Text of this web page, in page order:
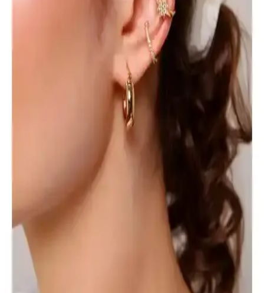
Yardımcısı Özellikleri ve Kullanım İpuçları
Ankaflex Uyku Göz Bandı, ışık engelleme ve rahat tasarımıyla uyku
kalitenizi yükselten pratik bir çözüm sunar. Ayarlanabilir bant ve
yumuşak kumaşıyla seyahat ve meditasyon için idealdir.
Gösterişli ve Parlak Gözlükler: Stil ve Konfor
Arasında Denge Kurma Yöntemleri
Gösterişli ve parlak gözlükler, kişisel tarzı yansıtırken konfor ve
özgüvenle kullanılması önemlidir. Doğru seçimle günlük yaşamda
şıklık ve rahatlık sağlanabilir.
Aurrari Güneş Figürlü Altın Kaplama Küpe: Zarif
ve Enerjik Takı Seçeneği
Aurrari'nin güneş figürlü altın kaplama küpesi, zarif tasarımı ve
yüksek kaliteli malzemeleriyle şıklık ve pozitif enerji sunar.
Kullanımı kolay, dayanıklı ve hassas ciltlere uygun olup, günlük ve
özel günler için ideal bir seçimdir.
EURO DAY Siyah Fileli Mutfak Bandanası
Profesyonel Aşçılar ve Sağlık Çalışanları İçin
EURO DAY tasarımı siyah fileli mutfak bandanası, dayanıklı